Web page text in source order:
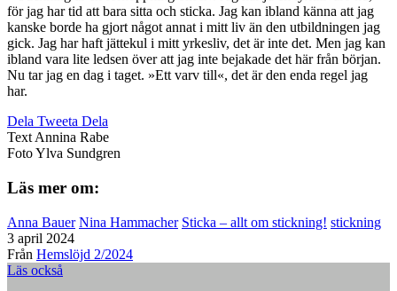
för jag har tid att bara sitta och sticka. Jag kan ibland känna att jag
kanske borde ha gjort något annat i mitt liv än den utbildningen jag
gick. Jag har haft jättekul i mitt yrkesliv, det är inte det. Men jag kan
ibland vara lite ledsen över att jag inte bejakade det här från början.
Nu tar jag en dag i taget. »Ett varv till«, det är den enda regel jag
har. ­
Dela Tweeta Dela
TextAnnina Rabe
FotoYlva Sundgren
Läs mer om:
Anna Bauer Nina Hammacher Sticka – allt om stickning! stickning
3 april 2024
Från Hemslöjd 2/2024
Läs också